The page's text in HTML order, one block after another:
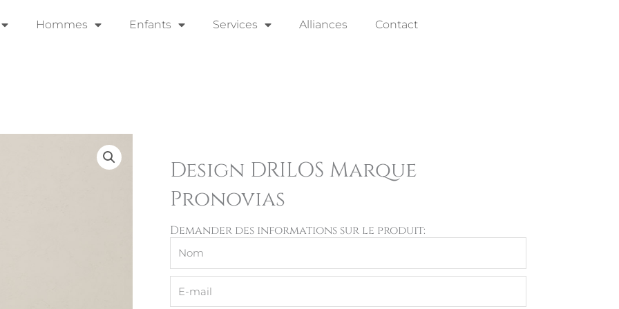
Hommes Enfants Services Alliances Contact
Design DRILOS Marque
Pronovias
Demander des informations sur le produit:
mail